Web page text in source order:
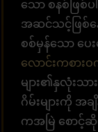
သော စနစ်ဖြစ်
အဆင်သင့်ဖြစ်န
စစ်မှန်သော ပေ
လောင်းကစာ
များ၏နှလုံးသ
ဂိမ်းများကို အ
ကအမြဲ စောင့်ဆို